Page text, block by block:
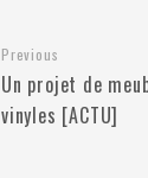
Previous
Un projet de
vinyles [ACTU]